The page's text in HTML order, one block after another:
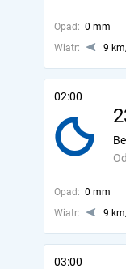
Opad: 0 mm
Wiatr:
9
02:00
Opad: 0 mm
Wiatr:
9
03:00